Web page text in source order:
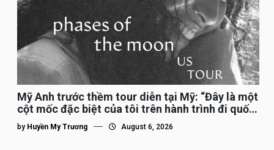
Mỹ Anh trước thềm tour diễn tại Mỹ: “Đây là một
cột mốc đặc biệt của tôi trên hành trình đi quốc
tế”
by Huyền My Trương August 6, 2026